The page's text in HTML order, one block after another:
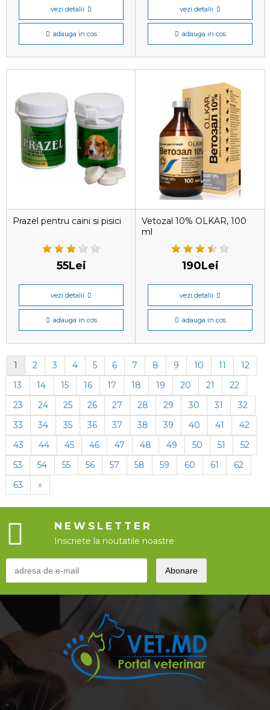
vezi detalii
adauga in cos
vezi detalii
adauga in cos
Prazel pentru caini si pisici
55Lei
vezi detalii
adauga in cos
Vetozal 10% OLKAR, 100
ml
190Lei
vezi detalii
adauga in cos
1 2 3 4 5 6 7 8 9 10 11
12
13
14 15 16 17 18 19 20 21
22
23
24 25 26 27 28 29 30 31
32
33
34 35 36 37 38 39 40 41
42
43
44 45 46 47 48 49 50 51
52
53
54 55 56 57 58 59 60 61
62
63
»
NEWSLETTER
Inscriete la noutatile noastre